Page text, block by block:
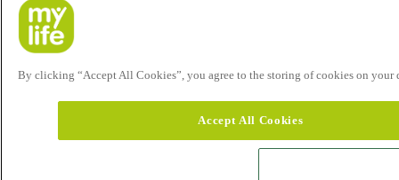
By clicking “Accept All Cookies”, you agree to the storing of cookies on your
Accept All Cookies